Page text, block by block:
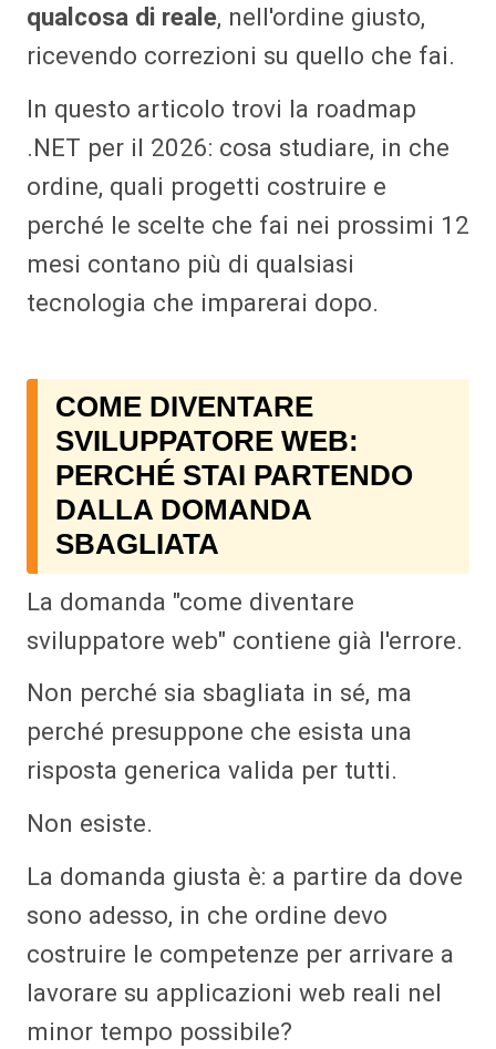
qualcosa di reale, nell'ordine giusto,
ricevendo correzioni su quello che fai.
In questo articolo trovi la roadmap
.NET per il 2026: cosa studiare, in che
ordine, quali progetti costruire e
perché le scelte che fai nei prossimi 12
mesi contano più di qualsiasi
tecnologia che imparerai dopo.
COME DIVENTARE
SVILUPPATORE WEB:
PERCHÉ STAI PARTENDO
DALLA DOMANDA
SBAGLIATA
La domanda "come diventare
sviluppatore web" contiene già l'errore.
Non perché sia sbagliata in sé, ma
perché presuppone che esista una
risposta generica valida per tutti.
Non esiste.
La domanda giusta è: a partire da dove
sono adesso, in che ordine devo
costruire le competenze per arrivare a
lavorare su applicazioni web reali nel
minor tempo possibile?